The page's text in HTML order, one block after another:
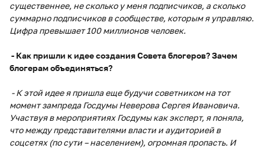
существеннее, не сколько у меня подписчиков, а сколько
суммарно подписчиков в сообществе, которым я управляю.
Цифра превышает 100 миллионов человек.
- Как пришли к идее создания Совета блогеров? Зачем
блогерам объединяться?
- К этой идее я пришла еще будучи советником на тот
момент зампреда Госдумы Неверова Сергея Ивановича.
Участвуя в мероприятиях Госдумы как эксперт, я поняла,
что между представителями власти и аудиторией в
соцсетях (по сути – населением), огромная пропасть. И